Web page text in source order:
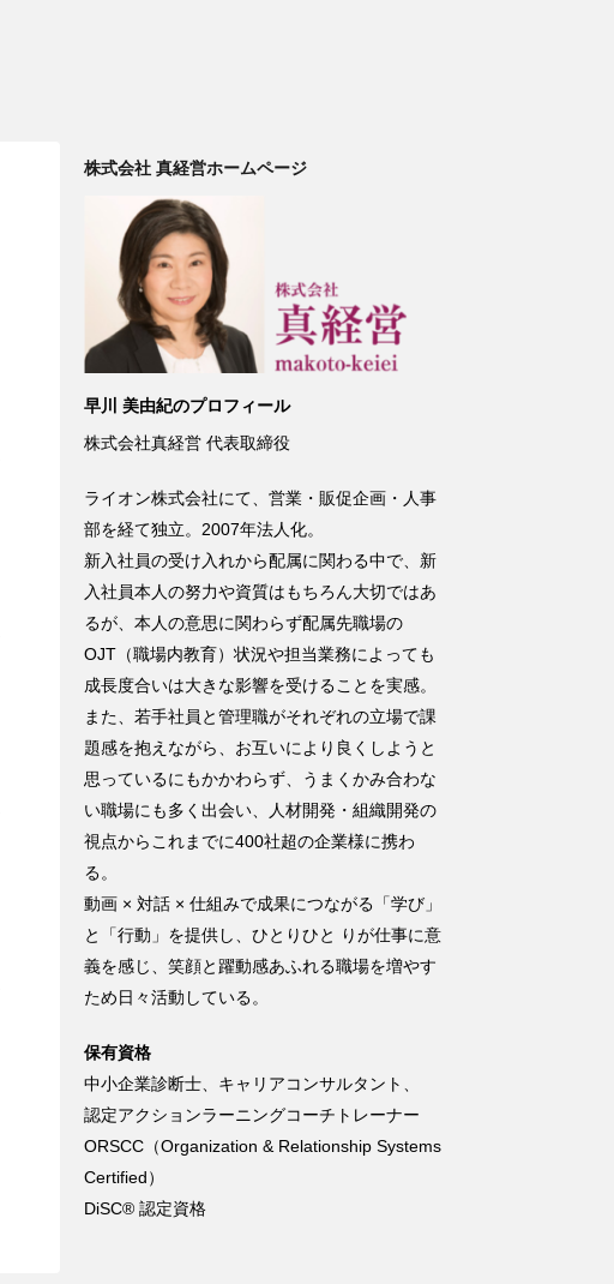
株式会社 真経営ホームページ
早川 美由紀のプロフィール
株式会社真経営 代表取締役
ライオン株式会社にて、営業・販促企画・人事
部を経て独立。 2007年法人化。
新入社員の受け入れから配属に関わる中で、新
入社員本人の努力や資質はもちろん大切ではあ
るが、本人の意思に関わらず配属先職場の
OJT （職場内教育）状況や担当業務によっても
成長度合いは大きな影響を受けることを実感。
また、若手社員と管理職がそれぞれの立場で課
題感を抱えながら、お互いにより良くしようと
思っているにもかかわらず、うまくかみ合わな
い職場にも多く出会い、人材開発・組織開発の
視点からこれまでに400社超の企業様に携わ
る。
動画 × 対話 × 仕組みで成果につながる「学び」
と「行動」を提供し、ひとりひと
りが仕事に意
義を感じ、笑顔と躍動感あふれる職場を増やす
ため日々活動している。
保有資格
中小企業診断士、キャリアコンサルタント、
認定アクションラーニングコーチトレーナー
ORSCC （Organization & Relationship Systems
Certified）
DiSC® 認定資格